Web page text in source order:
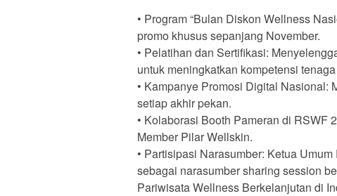
• Program “Bulan Diskon Wellness
promo khusus sepanjang November.
• Pelatihan dan Sertifikasi:
untuk meningkatkan kompetensi
• Kampanye Promosi Digital Nasional:
setiap akhir pekan.
• Kolaborasi Booth Pameran di RSWF
Member Pilar Wellskin.
• Partisipasi Narasumber: Ketua
sebagai narasumber sharing session
Pariwisata Wellness Berkelanjutan di